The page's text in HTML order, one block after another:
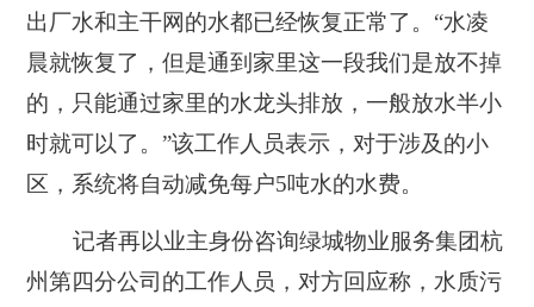
出厂水和主干网的水都已经恢复正常了 。“水凌
晨就恢复了，但是通到家里这一段我们是放不掉
的，只能通过家里的水龙头排放，一般放水半小
时就可以了 。”该工作人员表示，对于涉及的小
区，系统将自动减免每户5吨水的水费。
记者再以业主身份咨询绿城物业服务集团杭
州第四分公司的工作人员，对方回应称，水质污